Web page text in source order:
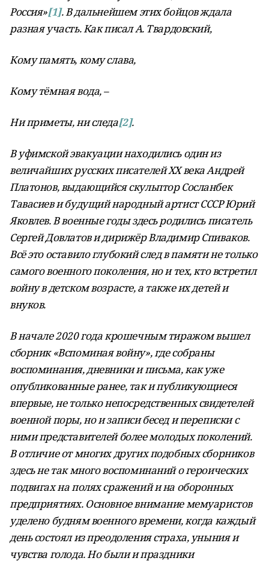
Россия»[1]. В дальнейшем этих бойцов ждала
разная участь. Как писал А. Твардовский,
Кому память, кому слава,
Кому тёмная вода, –
Ни приметы, ни следа[2].
В уфимской эвакуации находились один из
величайших русских писателей ХХ века Андрей
Платонов, выдающийся скульптор Сосланбек
Тавасиев и будущий народный артист СССР Юрий
Яковлев. В военные годы здесь родились писатель
Сергей Довлатов и дирижёр Владимир Спиваков.
Всё это оставило глубокий след в памяти не только
самого военного поколения, но и тех, кто встретил
войну в детском возрасте, а также их детей и
внуков.
В начале 2020 года крошечным тиражом вышел
сборник «Вспоминая войну», где собраны
воспоминания, дневники и письма, как уже
опубликованные ранее, так и публикующиеся
впервые, не только непосредственных свидетелей
военной поры, но и записи бесед и переписки с
ними представителей более молодых поколений.
В отличие от многих других подобных сборников
здесь не так много воспоминаний о героических
подвигах на полях сражений и на оборонных
предприятиях. Основное внимание мемуаристов
уделено будням военного времени, когда каждый
день состоял из преодоления страха, уныния и
чувства голода. Но были и праздники